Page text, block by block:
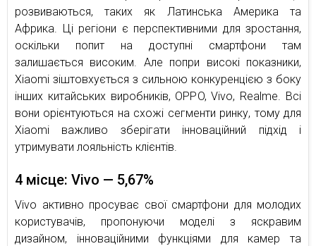
розвиваються, таких як Латинська Америка та
Африка. Ці регіони є перспективними для зростання,
оскільки попит на доступні смартфони там
залишається високим. Але попри високі показники,
Xiaomi зіштовхується з сильною конкуренцією з боку
інших китайських виробників, OPPO, Vivo, Realme. Всі
вони орієнтуються на схожі сегменти ринку, тому для
Xiaomi важливо зберігати інноваційний підхід і
утримувати лояльність клієнтів.
4 місце: Vivo — 5,67%
Vivo активно просуває свої смартфони для молодих
користувачів, пропонуючи моделі з яскравим
дизайном, інноваційними функціями для камер та